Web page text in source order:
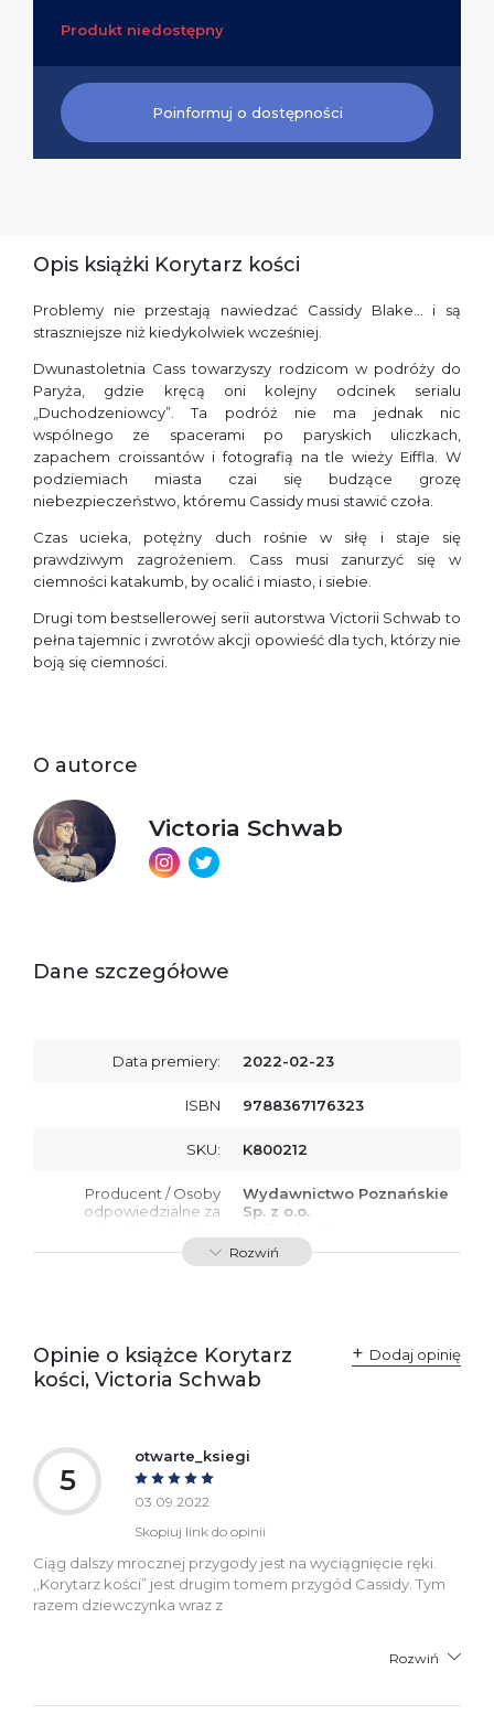
Produkt niedostępny
Poinformuj o dostępności
Opis książki Korytarz kości
Problemy nie przestają nawiedzać Cassidy Blake… i są
straszniejsze niż kiedykolwiek wcześniej.
Dwunastoletnia Cass towarzyszy rodzicom w podróży do
Paryża, gdzie kręcą oni kolejny odcinek serialu
„Duchodzeniowcy”. Ta podróż nie ma jednak nic
wspólnego ze spacerami po paryskich uliczkach,
zapachem croissantów i fotografią na tle wieży Eiffla. W
podziemiach miasta czai się budzące grozę
niebezpieczeństwo, któremu Cassidy musi stawić czoła.
Czas ucieka, potężny duch rośnie w siłę i staje się
prawdziwym zagrożeniem. Cass musi zanurzyć się w
ciemności katakumb, by ocalić i miasto, i siebie.
Drugi tom bestsellerowej serii autorstwa Victorii Schwab to
pełna tajemnic i zwrotów akcji opowieść dla tych, którzy nie
boją się ciemności.
O autorce
Victoria Schwab
Dane szczegółowe
Data premiery: 2022-02-23
ISBN 9788367176323
SKU: K800212
Producent / Osoby
odpowiedzialne za
przepisami:
Wydawnictwo Poznańskie
Sp. z o.o.
61-701 Poznań
Polska
Ostrzeżenia oraz
informacje dotyczące
bezpieczeństwa:
Rozwiń
Opinie o książce Korytarz
kości, Victoria Schwab
Dodaj opinię
5
otwarte_ksiegi
03.09.2022
Skopiuj link do opinii
Ciąg dalszy mrocznej przygody jest na wyciągnięcie ręki.
,,Korytarz kości” jest drugim tomem przygód Cassidy. Tym
razem dziewczynka wraz z
Rozwiń